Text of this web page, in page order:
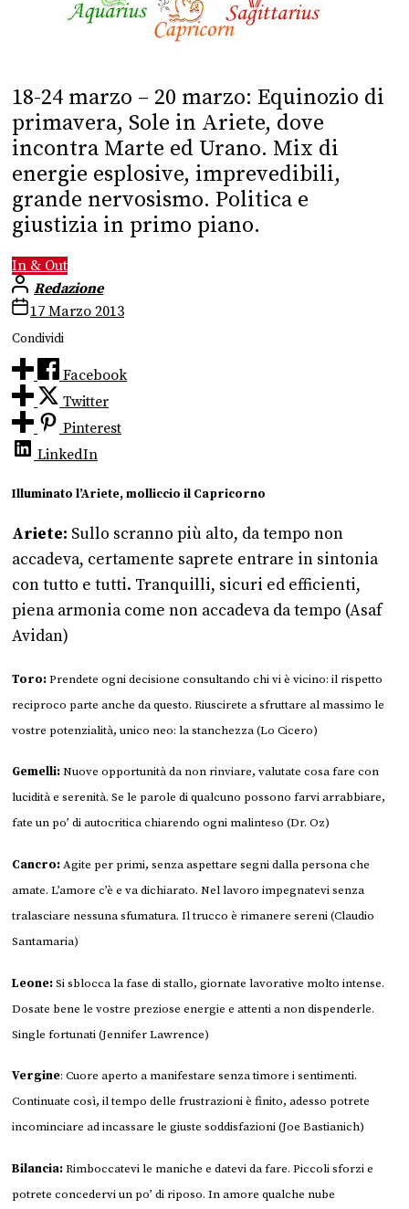
18-24 marzo – 20 marzo: Equinozio di
primavera, Sole in Ariete, dove
incontra Marte ed Urano. Mix di
energie esplosive, imprevedibili,
grande nervosismo. Politica e
giustizia in primo piano.
In & Out
Redazione
17 Marzo 2013
Condividi
Facebook
Twitter
Pinterest
LinkedIn
Illuminato l’Ariete, molliccio il Capricorno
Ariete: Sullo scranno più alto, da tempo non
accadeva, certamente saprete entrare in sintonia
con tutto e tutti. Tranquilli, sicuri ed efficienti,
piena armonia come non accadeva da tempo (Asaf
Avidan)
Toro:Prendete ogni decisione consultando chi vi è vicino: il rispetto
reciproco parte anche da questo. Riuscirete a sfruttare al massimo le
vostre potenzialità, unico neo: la stanchezza (Lo Cicero)
Gemelli:Nuove opportunità da non rinviare, valutate cosa fare con
lucidità e serenità. Se le parole di qualcuno possono farvi arrabbiare,
fate un po’ di autocritica chiarendo ogni malinteso (Dr. Oz)
Cancro:Agite per primi, senza aspettare segni dalla persona che
amate. L’amore c’è e va dichiarato. Nel lavoro impegnatevi senza
tralasciare nessuna sfumatura. Il trucco è rimanere sereni (Claudio
Santamaria)
Leone:Si sblocca la fase di stallo, giornate lavorative molto intense.
Dosate bene le vostre preziose energie e attenti a non dispenderle.
Single fortunati (Jennifer Lawrence)
Vergine: Cuore aperto a manifestare senza timore i sentimenti.
Continuate così, il tempo delle frustrazioni è finito, adesso potrete
incominciare ad incassare le giuste soddisfazioni (Joe Bastianich)
Bilancia:Rimboccatevi le maniche e datevi da fare. Piccoli sforzi e
potrete concedervi un po’ di riposo. In amore qualche nube